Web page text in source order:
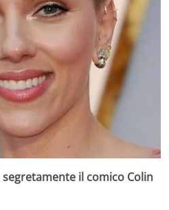
il comico Colin